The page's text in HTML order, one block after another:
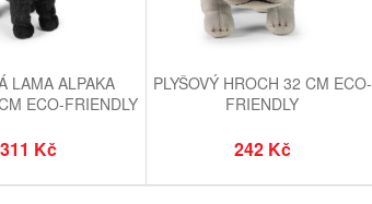
LAMA ALPAKA
ECO-FRIENDLY
311 Kč
PLYŠOVÝ HROCH 32 CM ECO-
FRIENDLY
242 Kč